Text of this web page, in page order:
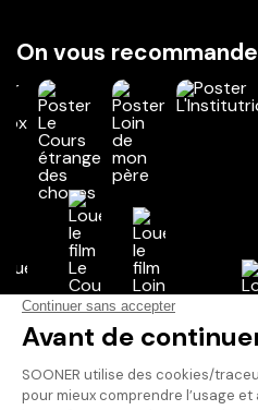
On vous recommande
Vos avis